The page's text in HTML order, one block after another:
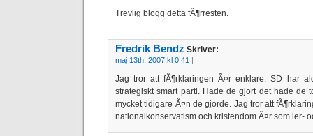
Trevlig blogg detta fÃ¶rresten.
Fredrik Bendz Skriver:
maj 13th, 2007 kl 0:41 |
Jag tror att fÃ¶rklaringen Ã¤r enklare. SD har
strategiskt smart parti. Hade de gjort det hade de
mycket tidigare Ã¤n de gjorde. Jag tror att
nationalkonservatism och kristendom Ã¤r som ler-